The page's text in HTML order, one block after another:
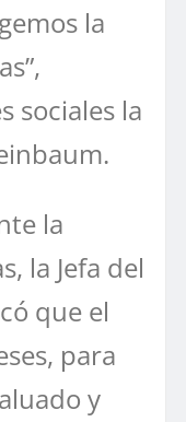
la
sociales la
la
la Jefa del
que el
para
y